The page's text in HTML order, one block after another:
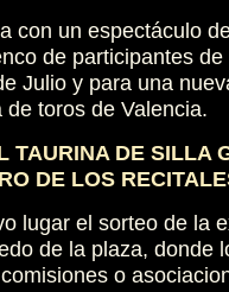
con un espectáculo
de participantes
Julio y para una
toros de Valencia.
TAURINA DE SILLA
DE LOS
lugar el sorteo de la
de la plaza, donde
o